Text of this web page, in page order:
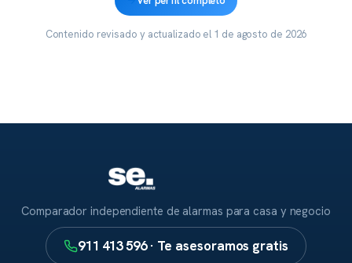
Contenido revisado y actualizado el 1 de agosto de 2026
Comparador independiente de alarmas para casa y negocio
911 413 596 · Te asesoramos gratis